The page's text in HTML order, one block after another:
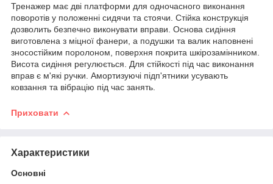
Тренажер має дві платформи для одночасного виконання
поворотів у положенні сидячи та стоячи. Стійка конструкція
дозволить безпечно виконувати вправи. Основа сидіння
виготовлена з міцної фанери, а подушки та валик наповнені
зносостійким поролоном, поверхня покрита шкірозамінником.
Висота сидіння регулюється. Для стійкості під час виконання
вправ є м'які ручки. Амортизуючі підп'ятники усувають
ковзання та вібрацію під час занять.
Приховати
Характеристики
Основні